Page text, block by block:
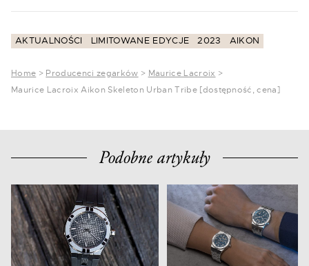
AKTUALNOŚCI LIMITOWANE EDYCJE 2023 AIKON
Home > Producenci zegarków > Maurice Lacroix >
Maurice Lacroix Aikon Skeleton Urban Tribe [dostępność, cena]
Podobne artykuły